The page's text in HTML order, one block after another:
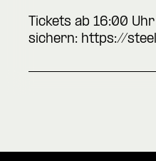
Tickets ab 16:00
sichern: https://